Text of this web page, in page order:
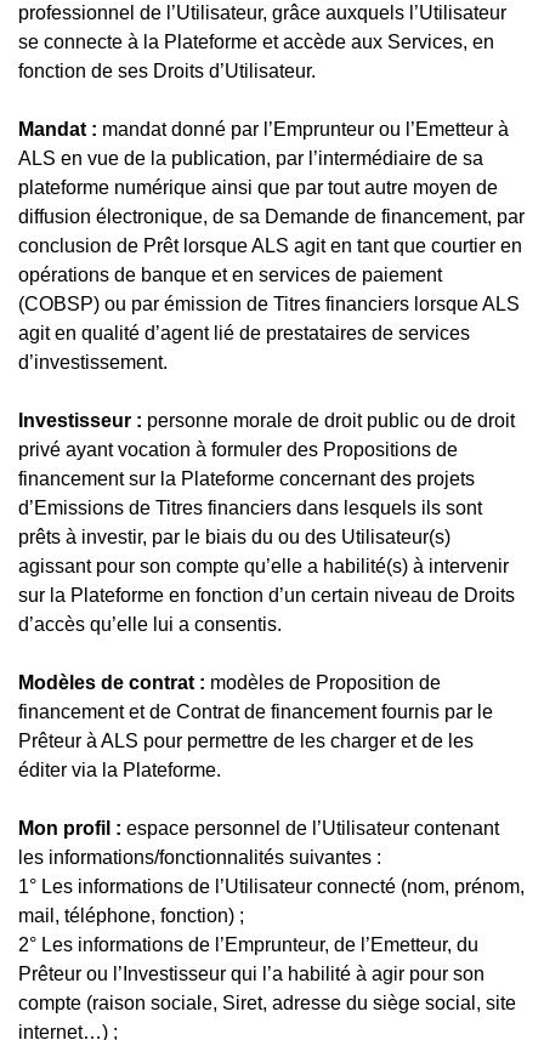
professionnel de l’Utilisateur, grâce auxquels l’Utilisateur
se connecte à la Plateforme et accède aux Services, en
fonction de ses Droits d’Utilisateur.
Mandat : mandat donné par l’Emprunteur ou l’Emetteur à
ALS en vue de la publication, par l’intermédiaire de sa
plateforme numérique ainsi que par tout autre moyen de
diffusion électronique, de sa Demande de financement, par
conclusion de Prêt lorsque ALS agit en tant que courtier en
opérations de banque et en services de paiement
(COBSP) ou par émission de Titres financiers lorsque ALS
agit en qualité d’agent lié de prestataires de services
d’investissement.
Investisseur : personne morale de droit public ou de droit
privé ayant vocation à formuler des Propositions de
financement sur la Plateforme concernant des projets
d’Emissions de Titres financiers dans lesquels ils sont
prêts à investir, par le biais du ou des Utilisateur(s)
agissant pour son compte qu’elle a habilité(s) à intervenir
sur la Plateforme en fonction d’un certain niveau de Droits
d’accès qu’elle lui a consentis.
Modèles de contrat : modèles de Proposition de
financement et de Contrat de financement fournis par le
Prêteur à ALS pour permettre de les charger et de les
éditer via la Plateforme.
Mon profil : espace personnel de l’Utilisateur contenant
les informations/fonctionnalités suivantes :
1° Les informations de l’Utilisateur connecté (nom, prénom,
mail, téléphone, fonction) ;
2° Les informations de l’Emprunteur, de l’Emetteur, du
Prêteur ou l’Investisseur qui l’a habilité à agir pour son
compte (raison sociale, Siret, adresse du siège social, site
internet…) ;